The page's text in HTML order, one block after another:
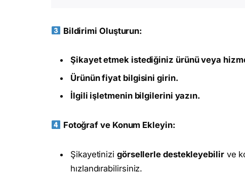
Bildirimi Oluşturun:
Şikayet etmek istediğiniz ürünü veya
Ürünün fiyat bilgisini girin.
İlgili işletmenin bilgilerini yazın.
Fotoğraf ve Konum Ekleyin:
Şikayetinizi görsellerle destekleyebilirve
hızlandırabilirsiniz.